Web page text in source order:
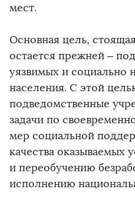
мест.
Основная цель,
остается прежней –
уязвимых и социально
населения. С этой
подведомственные
задачи по
мер социальной
качества оказываемых
и переобучению
исполнению